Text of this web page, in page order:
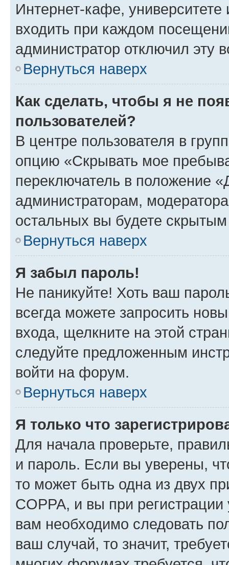
Интернет-кафе, университете
входить при каждом
администратор отключил эту
Вернуться наверх
Как сделать, чтобы я не
пользователей?
В центре пользователя в
опцию «Скрывать мое
переключатель в положение
администраторам,
остальных вы будете
Вернуться наверх
Я забыл пароль!
Не паникуйте! Хоть ваш
всегда можете запросить
входа, щелкните на этой
следуйте предложенным
войти на форум.
Вернуться наверх
Я только что
Для начала проверьте,
и пароль. Если вы уверены,
то может быть одна из двух
COPPA, и вы при
вам необходимо следовать
ваш случай, то значит,